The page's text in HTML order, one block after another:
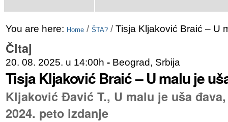
You are here: Home / ŠTA? / Tisja Kljaković Braić – U
Čitaj
20. 08. 2025. u 14:00h - Beograd, Srbija
Tisja Kljaković Braić – U malu je
Kljaković Đavić T., U malu je uša
2024. peto izdanje